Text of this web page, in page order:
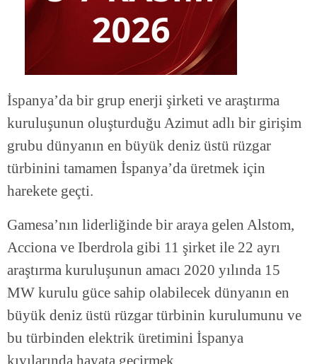
İspanya’da bir grup enerji şirketi ve araştırma
kuruluşunun oluşturduğu Azimut adlı bir girişim
grubu dünyanın en büyük deniz üstü rüzgar
türbinini tamamen İspanya’da üretmek için
harekete geçti.
Gamesa’nın liderliğinde bir araya gelen Alstom,
Acciona ve Iberdrola gibi 11 şirket ile 22 ayrı
araştırma kuruluşunun amacı 2020 yılında 15
MW kurulu güce sahip olabilecek dünyanın en
büyük deniz üstü rüzgar türbinin kurulumunu ve
bu türbinden elektrik üretimini İspanya
kıyılarında hayata geçirmek.